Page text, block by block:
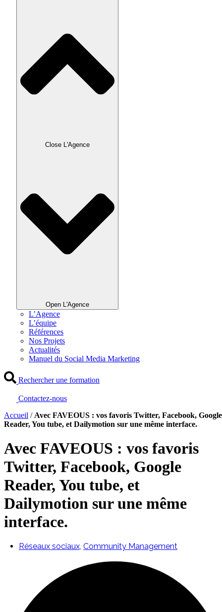
Close L'Agence
Open L'Agence
L’Agence
L’équipe
Références
Nos Projets
Actualités
Manuel du Social Media Marketing
Rechercher une formation
Contactez-nous
Accueil / Avec FAVEOUS : vos favoris Twitter, Facebook, Google
Reader, You tube, et Dailymotion sur une même interface.
Avec FAVEOUS : vos favoris
Twitter, Facebook, Google
Reader, You tube, et
Dailymotion sur une même
interface.
Réseaux sociaux, Community Management